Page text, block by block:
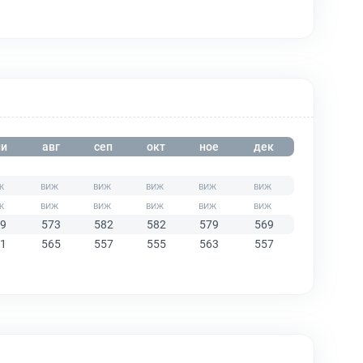
авг сеп окт ное дек
573 582 582 579
569
565 557 555 563 557